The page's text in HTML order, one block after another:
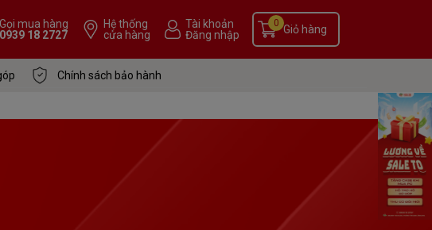
Gọi mua hàng
0939 18 2727
Hệ thống
cửa hàng
Tài khoản
Đăng nhập
Giỏ hàng
0
Chính sách bảo hành